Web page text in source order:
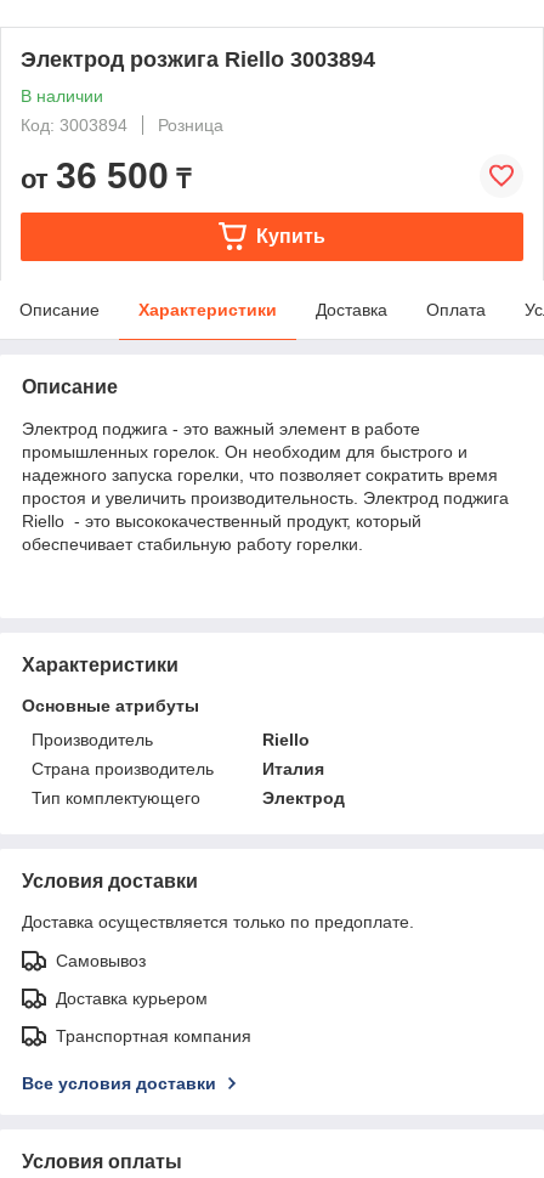
Электрод розжига Riello 3003894
В наличии
Код: 3003894
Розница
от 36 500 ₸
Купить
Описание Характеристики Доставка Оплата
Описание
Электрод поджига - это важный элемент в работе
промышленных горелок. Он необходим для быстрого и
надежного запуска горелки, что позволяет сократить время
простоя и увеличить производительность. Электрод поджига
Riello - это высококачественный продукт, который
обеспечивает стабильную работу горелки.
Характеристики
Основные атрибуты
Производитель
Riello
Страна производитель
Италия
Тип комплектующего
Электрод
Условия доставки
Доставка осуществляется только по предоплате.
Самовывоз
Доставка курьером
Транспортная компания
Все условия доставки
Условия оплаты